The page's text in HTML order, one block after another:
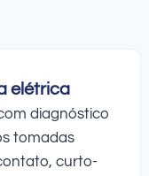
elétrica
diagnóstico
tomadas
curto-